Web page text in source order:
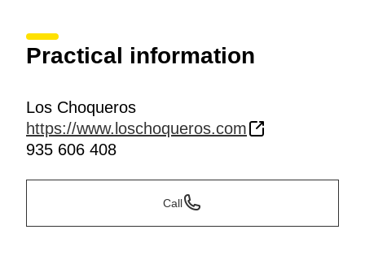
Practical information
Los Choqueros
https://www.loschoqueros.com
935 606 408
Call